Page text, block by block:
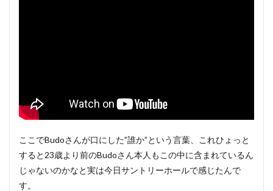
ここでBudoさんが口にした”誰か”という言葉、これひょっと
すると23歳より前のBudoさん本人もこの中に含まれているん
じゃないのかなと実は今日サントリーホールで感じたんで
す。